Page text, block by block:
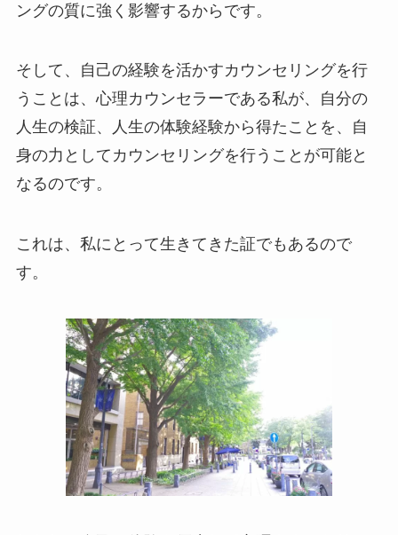
ングの質に強く影響するからです。
そして、自己の経験を活かすカウンセリングを行
うことは、心理カウンセラーである私が、自分の
人生の検証、人生の体験経験から得たことを、自
身の力としてカウンセリングを行うことが可能と
なるのです。
これは、私にとって生きてきた証でもあるので
す。